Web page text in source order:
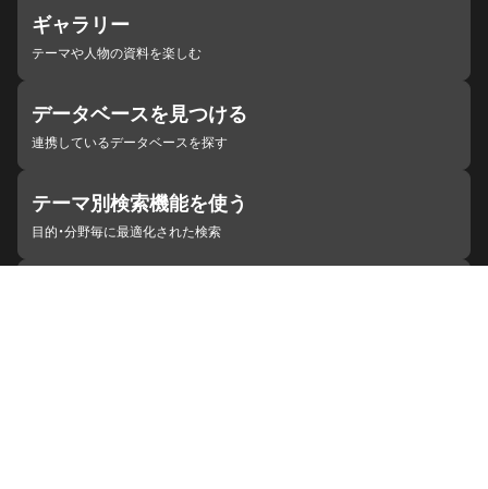
ギャラリー
テーマや人物の資料を楽しむ
データベースを見つける
連携しているデータベースを探す
テーマ別検索機能を使う
目的・分野毎に最適化された検索